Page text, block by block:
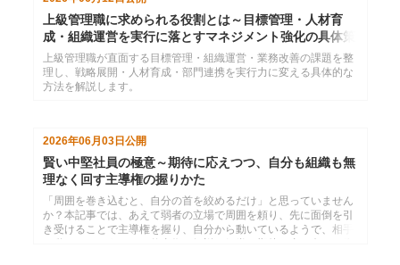
上級管理職に求められる役割とは～目標管理・人材育
成・組織運営を実行に落とすマネジメント強化の具体策
上級管理職が直面する目標管理・組織運営・業務改善の課題を整
理し、戦略展開・人材育成・部門連携を実行力に変える具体的な
方法を解説します。
2026年06月03日 公開
賢い中堅社員の極意～期待に応えつつ、自分も組織も無
理なく回す主導権の握りかた
「周囲を巻き込むと、自分の首を絞めるだけ」と思っていません
か？本記事では、あえて弱者の立場で周囲を頼り、先に面倒を引
き受けることで主導権を握り、自分から動いているようで、相手